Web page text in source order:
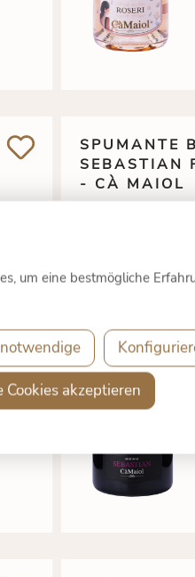
SPUMANTE
SEBASTIAN
- CÀ MAIOL
um eine bestmögliche
Cookies akzeptieren